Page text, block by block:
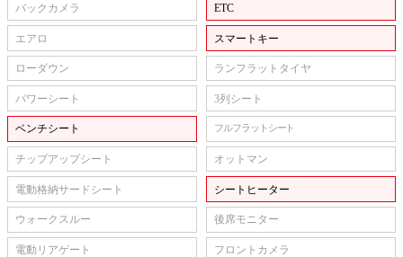
バックカメラ ETC
エアロ スマートキー
ローダウン ランフラットタイヤ
パワーシート 3列シート
ベンチシート フルフラットシート
チップアップシート オットマン
電動格納サードシート シートヒーター
ウォークスルー 後席モニター
電動リアゲート フロントカメラ